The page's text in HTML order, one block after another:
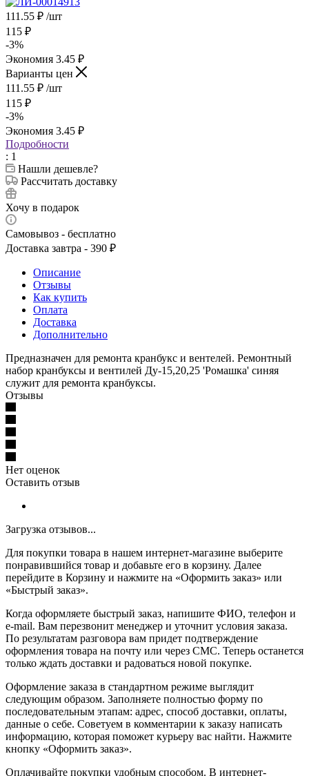
111.55 ₽ /шт
115 ₽
-3%
Экономия 3.45 ₽
Варианты цен
111.55 ₽ /шт
115 ₽
-3%
Экономия 3.45 ₽
Подробности
: 1
Нашли дешевле?
Рассчитать доставку
Хочу в подарок
Самовывоз - бесплатно
Доставка завтра - 390 ₽
Описание
Отзывы
Как купить
Оплата
Доставка
Дополнительно
Предназначен для ремонта кранбукс и вентелей. Ремонтный
набор кранбуксы и вентилей Ду-15,20,25 'Ромашка' синяя
служит для ремонта кранбуксы.
Отзывы
Нет оценок
Оставить отзыв
Загрузка отзывов...
Для покупки товара в нашем интернет-магазине выберите
понравившийся товар и добавьте его в корзину. Далее
перейдите в Корзину и нажмите на «Оформить заказ» или
«Быстрый заказ».
Когда оформляете быстрый заказ, напишите ФИО, телефон и
e-mail. Вам перезвонит менеджер и уточнит условия заказа.
По результатам разговора вам придет подтверждение
оформления товара на почту или через СМС. Теперь останется
только ждать доставки и радоваться новой покупке.
Оформление заказа в стандартном режиме выглядит
следующим образом. Заполняете полностью форму по
последовательным этапам: адрес, способ доставки, оплаты,
данные о себе. Советуем в комментарии к заказу написать
информацию, которая поможет курьеру вас найти. Нажмите
кнопку «Оформить заказ».
Оплачивайте покупки удобным способом. В интернет-